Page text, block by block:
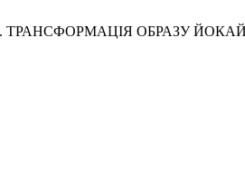
M. ТРАНСФОРМАЦІЯ ОБРАЗУ